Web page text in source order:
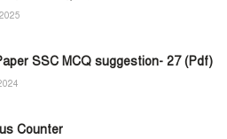
SSC MCQ suggestion- 27 (Pdf)
Counter